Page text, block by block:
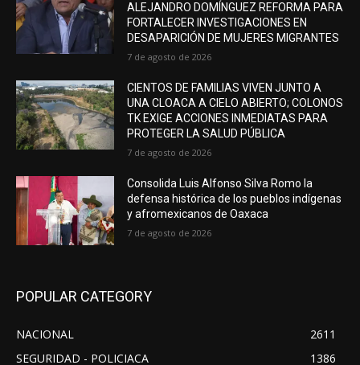
ALEJANDRO DOMÍNGUEZ REFORMA PARA
FORTALECER INVESTIGACIONES EN
DESAPARICIÓN DE MUJERES MIGRANTES
7 de agosto de 2026
CIENTOS DE FAMILIAS VIVEN JUNTO A
UNA CLOACA A CIELO ABIERTO; COLONOS
TK EXIGE ACCIONES INMEDIATAS PARA
PROTEGER LA SALUD PÚBLICA
7 de agosto de 2026
Consolida Luis Alfonso Silva Romo la
defensa histórica de los pueblos indígenas
y afromexicanos de Oaxaca
7 de agosto de 2026
POPULAR CATEGORY
NACIONAL
2611
SEGURIDAD - POLICIACA
1386